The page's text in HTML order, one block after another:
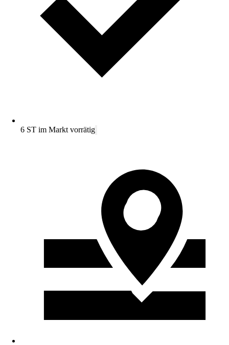
6 ST im Markt vorrätig